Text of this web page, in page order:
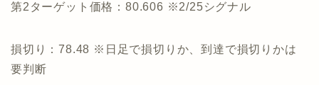
第2ターゲット価格：80.606 ※2/25シグナル
損切り：78.48 ※日足で損切りか、到達で損切りかは
要判断